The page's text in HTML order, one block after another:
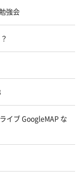
強会
イブ GoogleMAP な